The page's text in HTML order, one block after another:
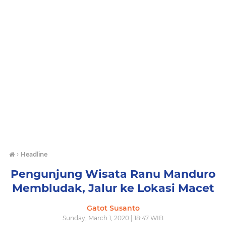
› Headline
Pengunjung Wisata Ranu Manduro
Membludak, Jalur ke Lokasi Macet
Gatot Susanto
Sunday, March 1, 2020 | 18:47 WIB